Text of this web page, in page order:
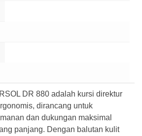
DR 880 adalah kursi direktur
dirancang untuk
dan dukungan maksimal
panjang. Dengan balutan kulit